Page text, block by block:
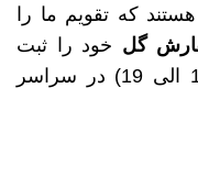
که تقویم ما را
گل خود را ثبت
کنید و در بازه‌های تعیین شده (10 الی 19) در سراسر